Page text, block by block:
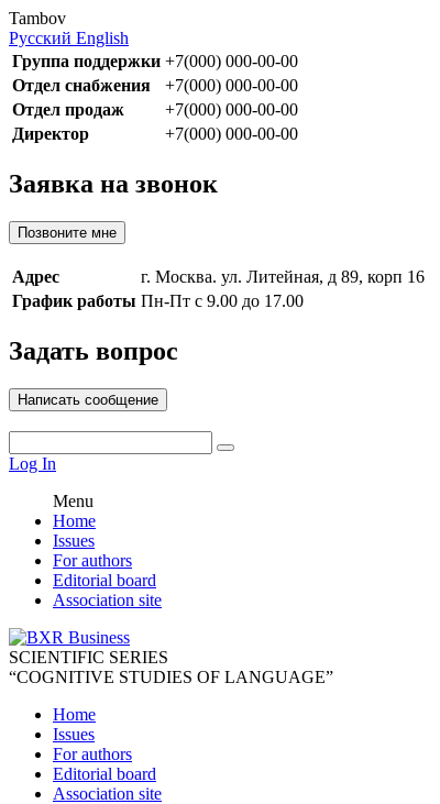
Tambov
Русский English
Группа поддержки +7(000) 000-00-00
Отдел снабжения
+7(000) 000-00-00
Отдел продаж
+7(000) 000-00-00
Директор
+7(000) 000-00-00
Заявка на звонок
Позвоните мне
Адрес
г. Москва. ул. Литейная, д 89, корп 16
График работы Пн-Пт с 9.00 до 17.00
Задать вопрос
Написать сообщение
Log In
Menu
Home
Issues
For authors
Editorial board
Association site
SCIENTIFIC SERIES
“COGNITIVE STUDIES OF LANGUAGE”
Home
Issues
For authors
Editorial board
Association site